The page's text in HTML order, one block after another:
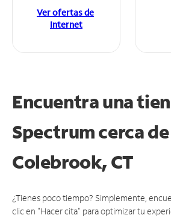
Ver ofertas de
Internet
Encuentra una
Spectrumcerca de
Colebrook, CT
¿Tienes poco tiempo? Simplemente,
clic en "Hacer cita" para optimizar tu